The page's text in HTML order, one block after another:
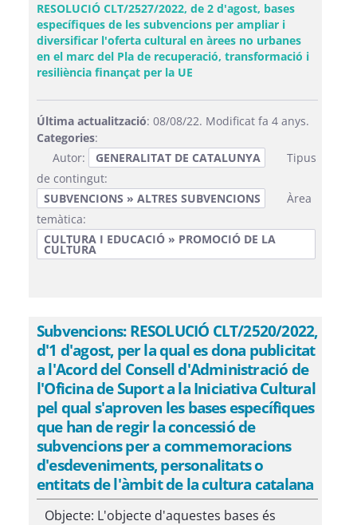
RESOLUCIÓ CLT/2527/2022, de 2 d'agost, bases
específiques de les subvencions per ampliar i
diversificar l'oferta cultural en àrees no urbanes
en el marc del Pla de recuperació, transformació i
resiliència finançat per la UE
Última actualització: 08/08/22. Modificat fa 4 anys.
Categories:
Autor:
GENERALITAT DE CATALUNYA
Tipus
de contingut:
SUBVENCIONS » ALTRES SUBVENCIONS
Àrea
temàtica:
CULTURA I EDUCACIÓ » PROMOCIÓ DE LA
CULTURA
Subvencions: RESOLUCIÓ CLT/2520/2022,
d'1 d'agost, per la qual es dona publicitat
a l'Acord del Consell d'Administració de
l'Oficina de Suport a la Iniciativa Cultural
pel qual s'aproven les bases específiques
que han de regir la concessió de
subvencions per a commemoracions
d'esdeveniments, personalitats o
entitats de l'àmbit de la cultura catalana
Objecte: L'objecte d'aquestes bases és